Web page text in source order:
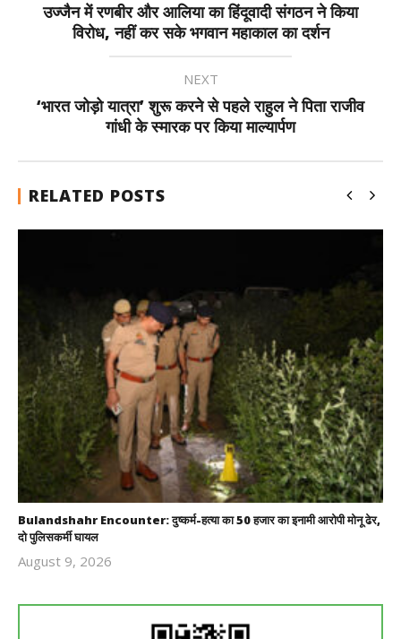
उज्जैन में रणबीर और आलिया का हिंदूवादी संगठन ने किया
विरोध, नहीं कर सके भगवान महाकाल का दर्शन
NEXT
‘भारत जोड़ो यात्रा’ शुरू करने से पहले राहुल ने पिता राजीव
गांधी के स्मारक पर किया माल्यार्पण
RELATED POSTS
Bulandshahr Encounter: दुष्कर्म-हत्या का 50 हजार का इनामी आरोपी मोनू ढेर,
दो पुलिसकर्मी घायल
August 9, 2026